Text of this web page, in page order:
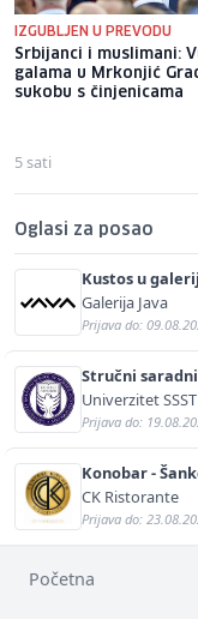
IZGUBLJEN U PREVODU
Srbijanci i muslimani:
galama u Mrkonjić
sukobu s činjenicama
5 sati
Oglasi za posao
Kustos u
Galerija Java
Prijava do:
Stručni
Univerzitet SSST
Prijava do:
Konobar -
CK Ristorante
Prijava do:
Početna